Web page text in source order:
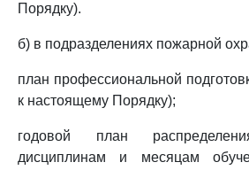
Порядку).
б) в подразделениях пожарной
план профессиональной
к настоящему Порядку);
годовой план
дисциплинам и месяцам